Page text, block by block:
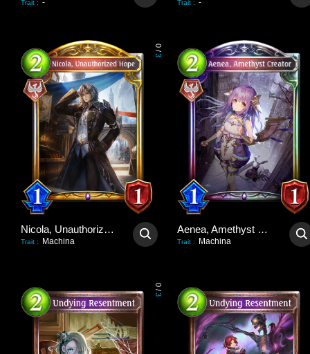
Trait : - Trait : -
0
/
3
Nicola, Unauthorized Hope
Trait : Machina
Aenea, Amethyst Creator
Trait : Machina
0
/
3